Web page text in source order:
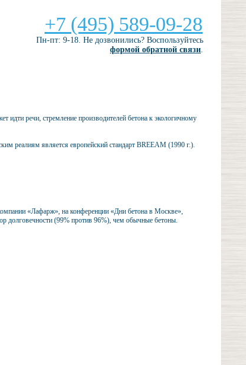
+7 (495) 589-09-28
Пн-пт: 9-18. Не дозвонились? Воспользуйтесь
формой обратной связи.
идти речи, стремление производителей бетона к экологичному
реалиям является европейский стандарт BREEAM (1990 г.).
«Лафарж», на конференции «Дни бетона в Москве»,
долговечности (99% против 96%), чем обычные бетоны.